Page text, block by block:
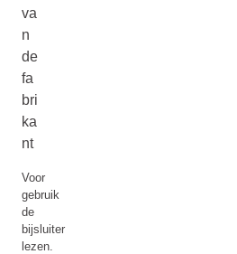
va
n
de
fa
bri
ka
nt
Voor
gebruik
de
bijsluiter
lezen.